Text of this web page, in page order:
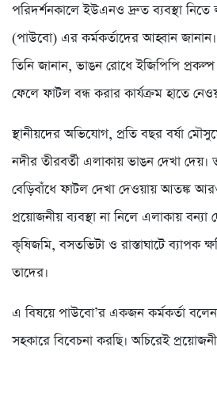
পরিদর্শনকালে ইউএনও দ্রুত ব্যবস্থা নিতে
(পাউবো) এর কর্মকর্তাদের আহ্বান জানান।
তিনি জানান, ভাঙন রোধে ইজিপিপি
ফেলে ফাটল বন্ধ করার কার্যক্রম হাতে
স্থানীয়দের অভিযোগ, প্রতি বছর বর্ষা
নদীর তীরবর্তী এলাকায় ভাঙন দেখা
বেড়িবাঁধে ফাটল দেখা দেওয়ায় আতঙ্ক
প্রয়োজনীয় ব্যবস্থা না নিলে এলাকায়
কৃষিজমি, বসতভিটা ও রাস্তাঘাটে ব্যাপক
তাদের।
এ বিষয়ে পাউবো’র একজন কর্মকর্তা
সহকারে বিবেচনা করছি। অচিরেই